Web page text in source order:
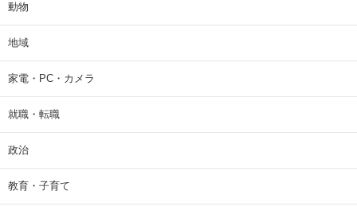
動物
地域
家電・PC・カメラ
就職・転職
政治
教育・子育て